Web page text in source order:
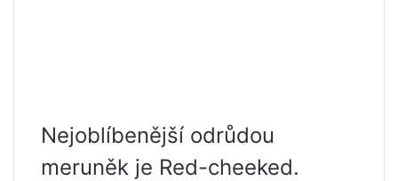
Nejoblíbenější odrůdou
meruněk je Red-cheeked.